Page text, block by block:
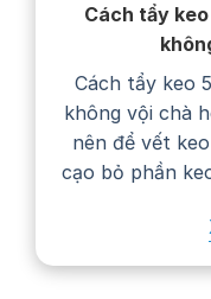
Cách tẩy
Cách tẩy keo
không vội chà
nên để vết
cạo bỏ phần
Cách